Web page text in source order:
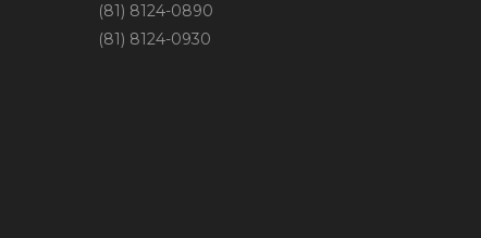
(81) 8124-0890
(81) 8124-0930